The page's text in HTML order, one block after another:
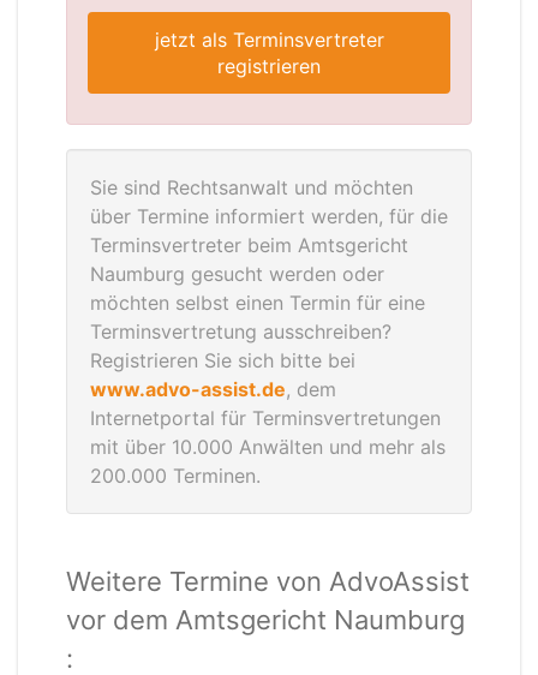
jetzt als Terminsvertreter
registrieren
Sie sind Rechtsanwalt und möchten
über Termine informiert werden, für die
Terminsvertreter beim Amtsgericht
Naumburg gesucht werden oder
möchten selbst einen Termin für eine
Terminsvertretung ausschreiben?
Registrieren Sie sich bitte bei
www.advo-assist.de, dem
Internetportal für Terminsvertretungen
mit über 10.000 Anwälten und mehr als
200.000 Terminen.
Weitere Termine von AdvoAssist
vor dem Amtsgericht Naumburg
: